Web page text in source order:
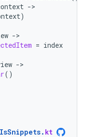
-
)
-
= index
-
()
. kt